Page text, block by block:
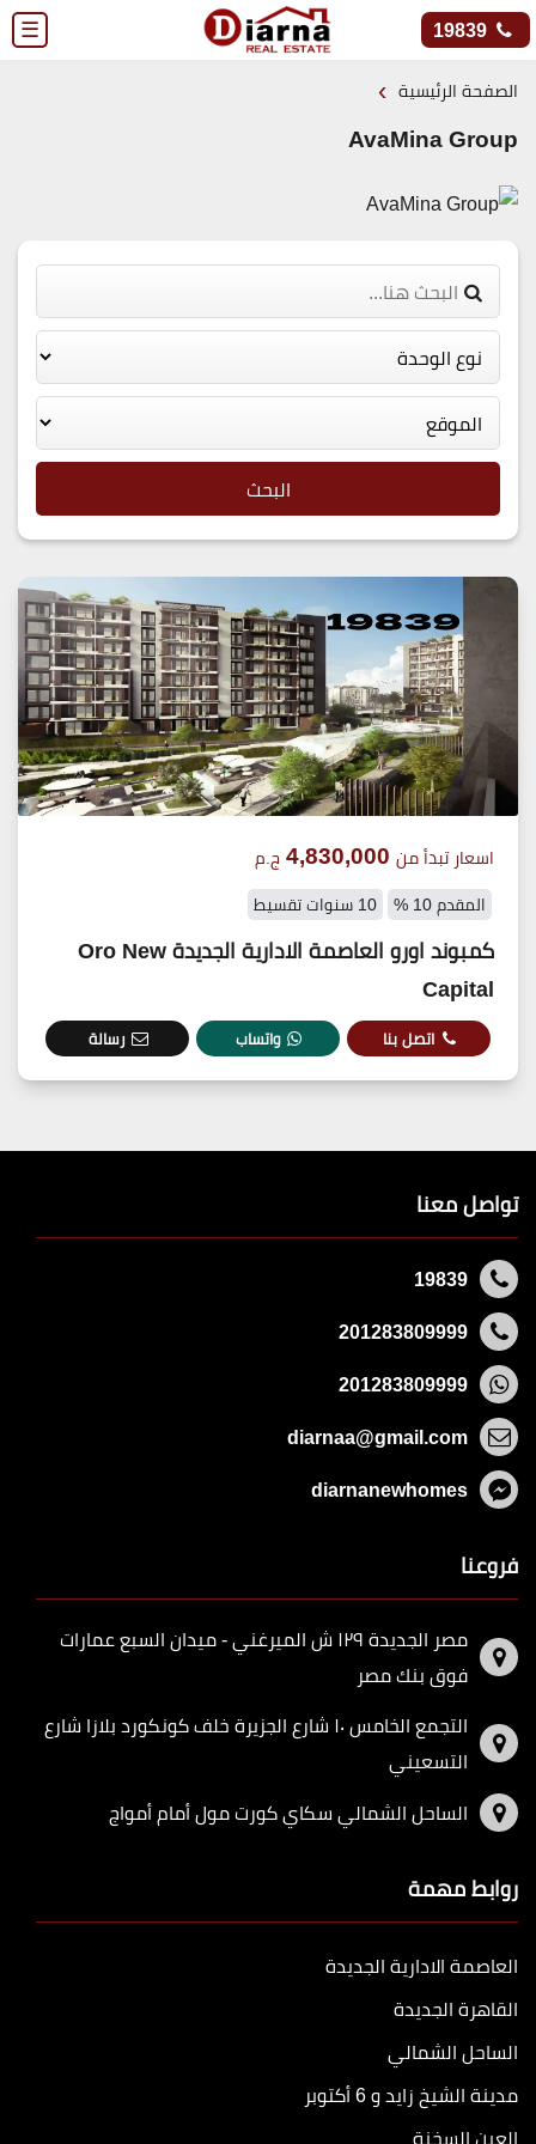
☰ 19839
الصفحة الرئيسية ›
AvaMina Group
البحث
اسعار تبدأ من 4,830,000 ج.م
المقدم 10 % 10 سنوات تقسيط
كمبوند اورو العاصمة الادارية الجديدة Oro New
Capital
اتصل بنا واتساب رسالة
تواصل معنا
19839
201283809999
201283809999
diarnaa@gmail.com
diarnanewhomes
فروعنا
مصر الجديدة ١٢٩ ش الميرغني - ميدان السبع عمارات
فوق بنك مصر
التجمع الخامس ١٠ شارع الجزيرة خلف كونكورد بلازا شارع
التسعيني
الساحل الشمالي سكاي كورت مول أمام أمواج
روابط مهمة
العاصمة الادارية الجديدة
القاهرة الجديدة
الساحل الشمالي
مدينة الشيخ زايد و 6 أكتوبر